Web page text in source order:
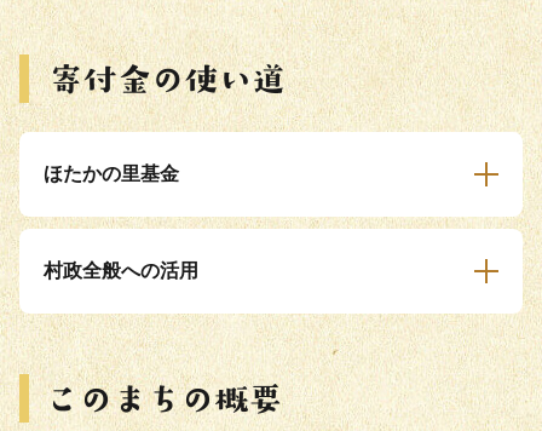
ほたかの里基金
村政全般への活用